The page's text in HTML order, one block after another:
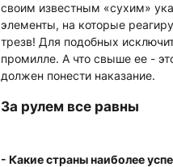
своим известным «сухим»
элементы, на которые
трезв! Для подобных
промилле. А что свыше ее -
должен понести наказание.
За рулем все равны
- Какие страны наиболее